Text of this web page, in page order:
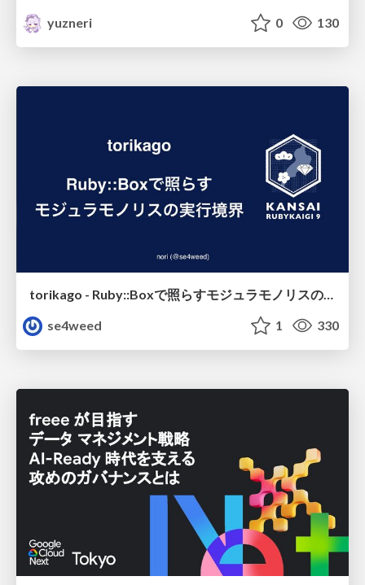
yuzneri
0 130
torikago - Ruby::Boxで照らすモジュラモノリスの実行境界
se4weed
1 330